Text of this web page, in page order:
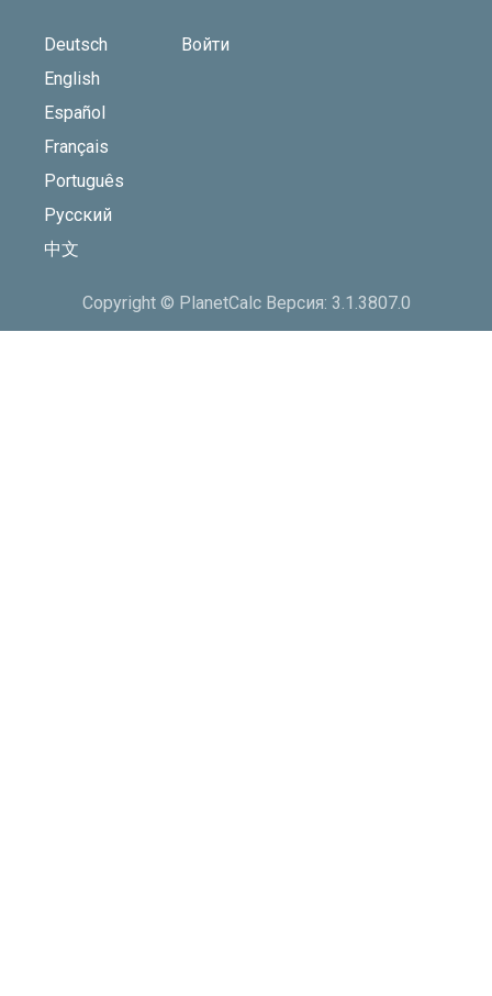
Deutsch
English
Español
Français
Português
Русский
中文
Войти
Copyright © PlanetCalc Версия: 3.1.3807.0